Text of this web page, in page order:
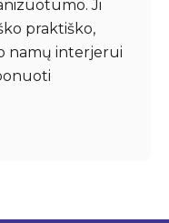
Ji
praktiško,
namų interjerui